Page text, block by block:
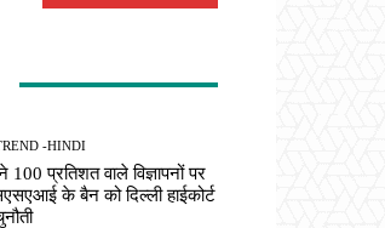
-HINDI
100 प्रतिशत वाले विज्ञापनों पर
के बैन को दिल्ली हाईकोर्ट